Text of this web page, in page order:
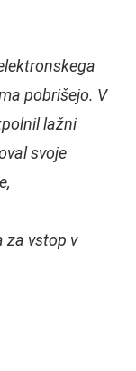
pobrišejo. V
lažni
svoje
za vstop v